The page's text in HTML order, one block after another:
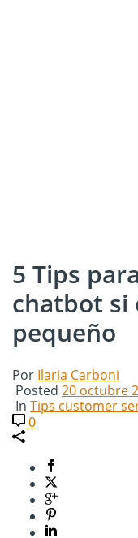
5 Tips
chatbot si
pequeño
Por Ilaria Carboni
Posted 20 octubre
In Tips customer
0